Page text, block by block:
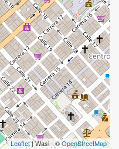
Leaflet| Wasi - ©OpenStreetMap